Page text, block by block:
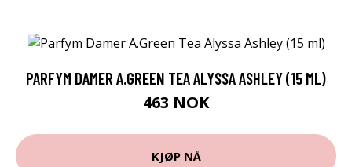
PARFYM DAMER A.GREEN TEA ALYSSA ASHLEY (15 ML)
463 NOK
KJØP NÅ